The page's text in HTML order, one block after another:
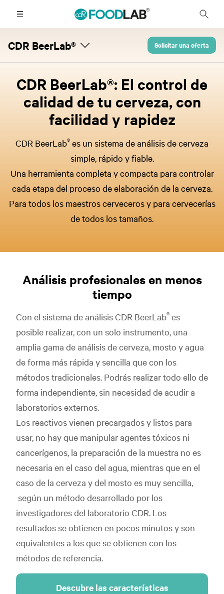
CDR BeerLab® Solicitar una oferta
CDR BeerLab®: El control de
calidad de tu cerveza, con
facilidad y rapidez
CDR BeerLab® es un sistema de análisis de cerveza
simple, rápido y fiable.
Una herramienta completa y compacta para controlar
cada etapa del proceso de elaboración de la cerveza.
Para todos los maestros cerveceros y para cervecerías
de todos los tamaños.
Análisis profesionales en menos
tiempo
Con el sistema de análisis CDR BeerLab® es
posible realizar, con un solo instrumento, una
amplia gama de análisis de cerveza, mosto y agua
de forma más rápida y sencilla que con los
métodos tradicionales. Podrás realizar todo ello de
forma independiente, sin necesidad de acudir a
laboratorios externos.
Los reactivos vienen precargados y listos para
usar, no hay que manipular agentes tóxicos ni
cancerígenos, la preparación de la muestra no es
necesaria en el caso del agua, mientras que en el
caso de la cerveza y del mosto es muy sencilla,
según un método desarrollado por los
investigadores del laboratorio CDR. Los
resultados se obtienen en pocos minutos y son
equivalentes a los que se obtienen con los
métodos de referencia.
Descubre las características